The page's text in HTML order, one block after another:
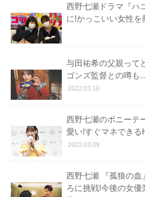
西野七瀬ドラマ『ハ
に!かっこいい女性を
与田祐希の父親って
ゴンズ監督との噂も
2022.03.10
西野七瀬のポニーテ
愛い!すぐマネできる
2022.03.09
西野七瀬 『孤狼の血
ろに挑戦!今後の女